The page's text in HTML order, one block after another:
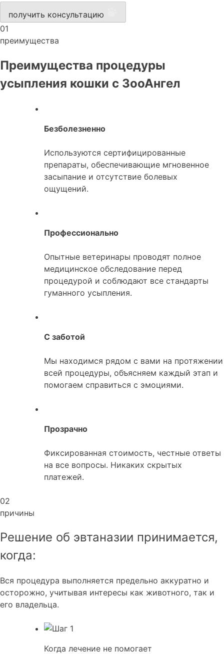
получить консультацию
01
преимущества
Преимущества процедуры
усыпления кошки с ЗооАнгел
Безболезненно
Используются сертифицированные
препараты, обеспечивающие мгновенное
засыпание и отсутствие болевых
ощущений.
Профессионально
Опытные ветеринары проводят полное
медицинское обследование перед
процедурой и соблюдают все стандарты
гуманного усыпления.
С заботой
Мы находимся рядом с вами на протяжении
всей процедуры, объясняем каждый этап и
помогаем справиться с эмоциями.
Прозрачно
Фиксированная стоимость, честные ответы
на все вопросы. Никаких скрытых
платежей.
02
причины
Решение об эвтаназии принимается,
когда:
Вся процедура выполняется предельно аккуратно и
осторожно, учитывая интересы как животного, так и
его владельца.
Когда лечение не помогает